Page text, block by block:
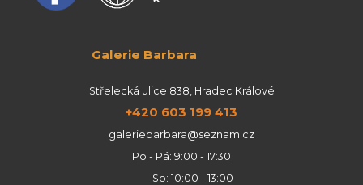
Galerie Barbara
Střelecká ulice 838, Hradec Králové
+420 603 199 413
galeriebarbara@seznam.cz
Po - Pá: 9:00 - 17:30
So: 10:00 - 13:00